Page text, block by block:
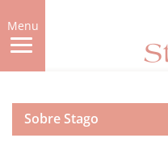
to
main
content
Menu
Sobre Stago